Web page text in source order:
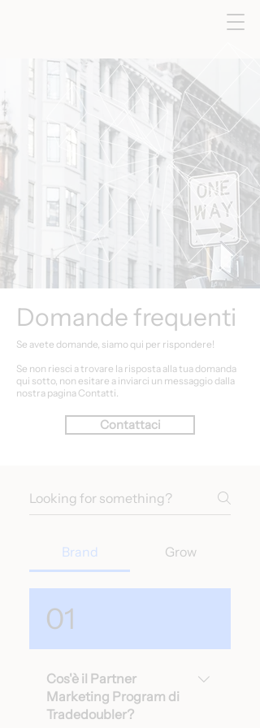
Domande frequenti
Se avete domande, siamo qui per rispondere!
Se non riesci a trovare la risposta alla tua domanda
qui sotto, non esitare a inviarci un messaggio dalla
nostra pagina Contatti.
Contattaci
Brand Grow
01
Cos'è il Partner
Marketing Program di
Tradedoubler?